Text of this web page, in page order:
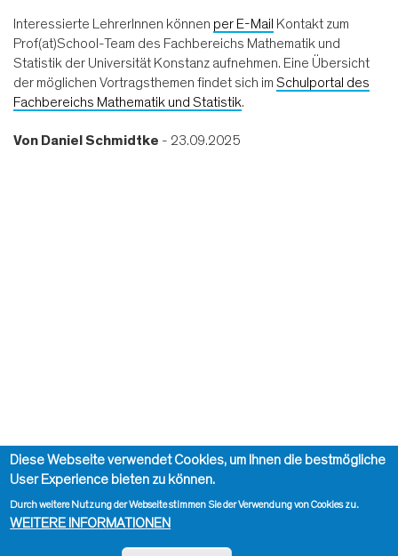
Interessierte LehrerInnen können per E-Mail Kontakt zum
Prof(at)School-Team des Fachbereichs Mathematik und
Statistik der Universität Konstanz aufnehmen. Eine Übersicht
der möglichen Vortragsthemen findet sich im Schulportal des
Fachbereichs Mathematik und Statistik.
Von Daniel Schmidtke - 23.09.2025
Diese Webseite verwendet Cookies, um Ihnen die bestmögliche
User Experience bieten zu können.
Durch weitere Nutzung der Webseite stimmen Sie der Verwendung von Cookies zu.
WEITERE INFORMATIONEN